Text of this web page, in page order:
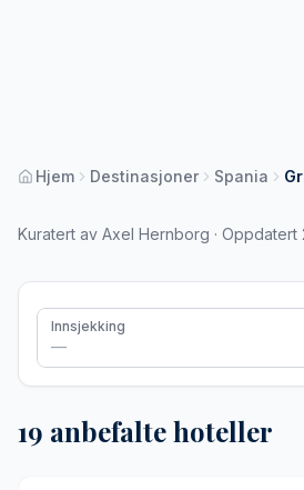
Hjem Destinasjoner Spania
Kuratert av Axel Hernborg · Oppdatert
Innsjekking
—
19 anbefalte hoteller